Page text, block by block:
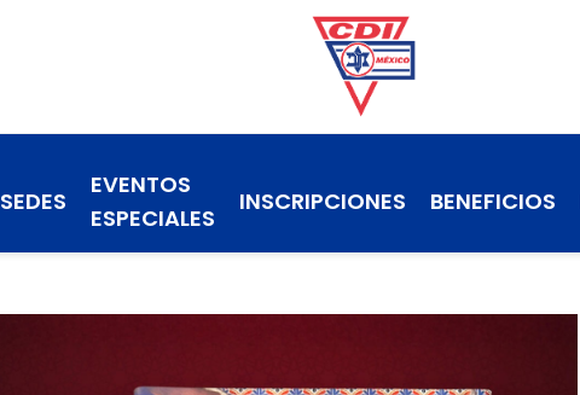
SEDES
EVENTOS
ESPECIALES
INSCRIPCIONES BENEFICIOS